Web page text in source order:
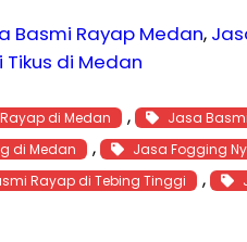
Basmi Rayap Medan,
di Medan
di Medan , Jasa
di Medan , Jasa Fogging
Rayap di Tebing Tinggi ,